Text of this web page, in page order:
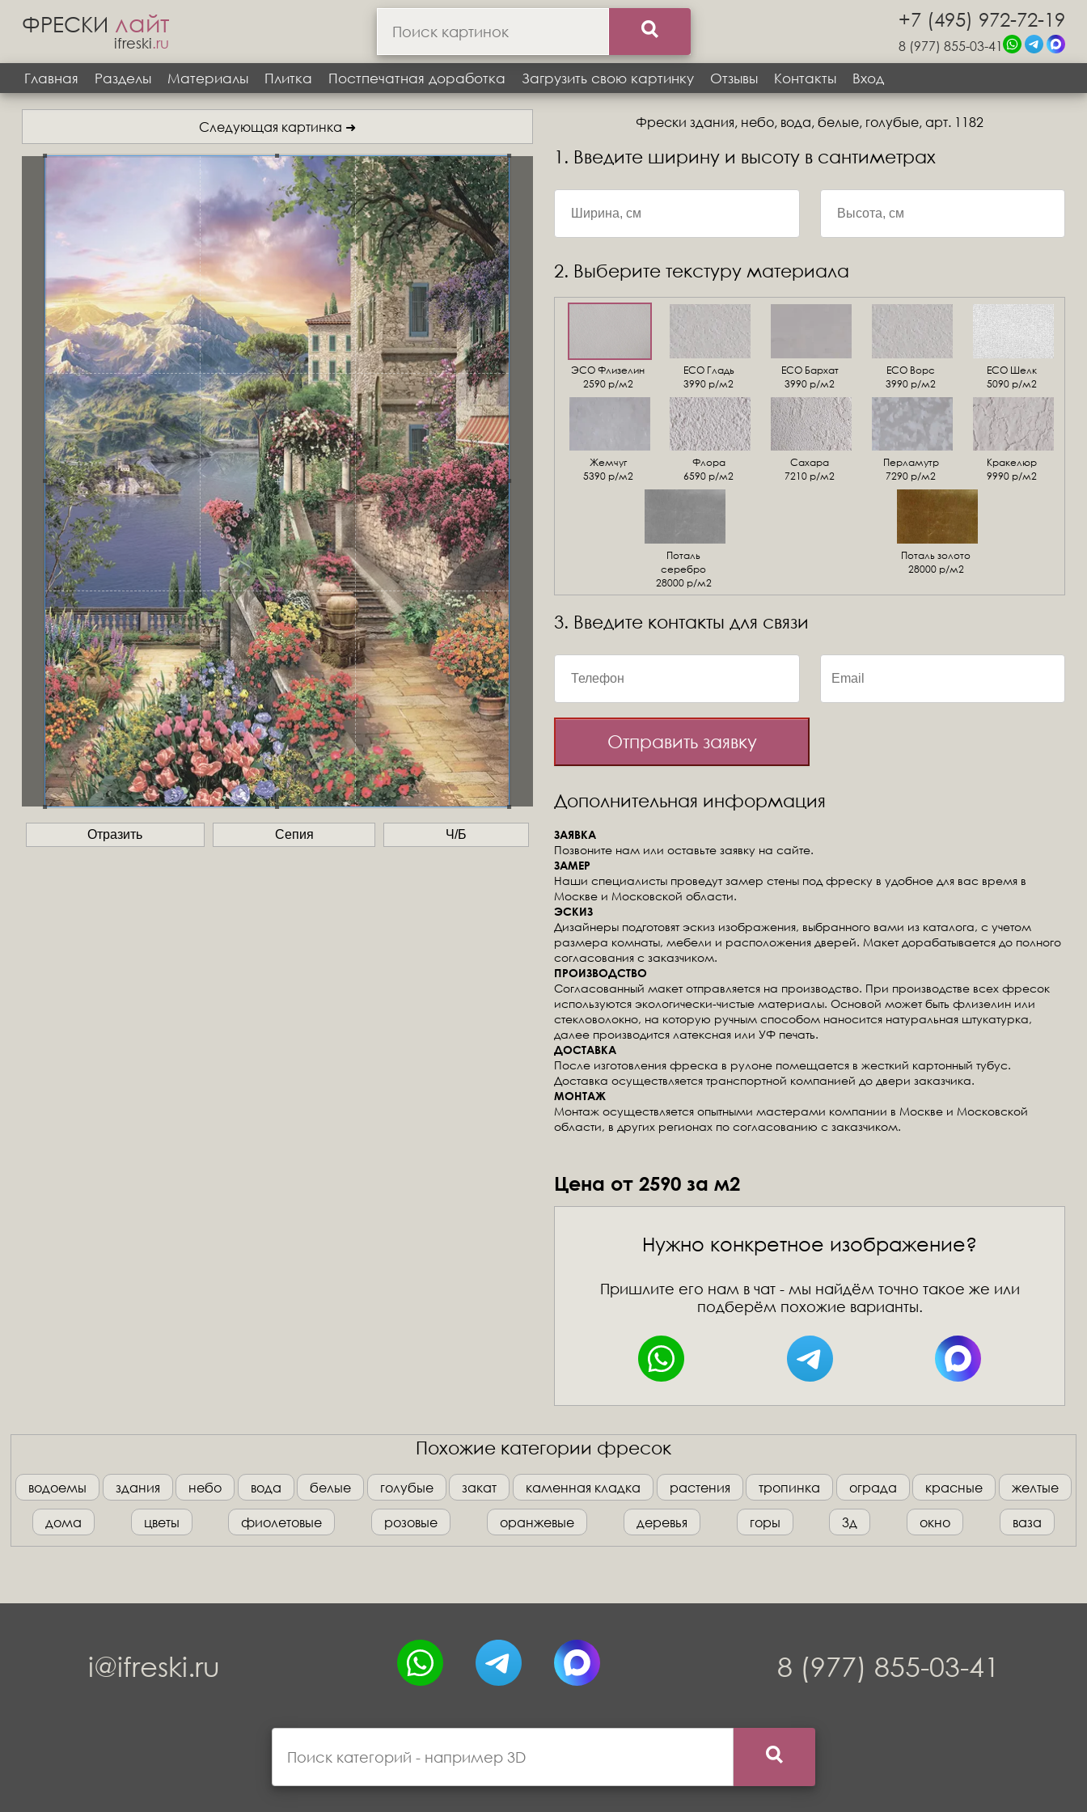
ФРЕСКИ лайт
ifreski.ru
+7 (495) 972-72-19
8 (977) 855-03-41
Главная
Разделы Материалы Плитка Постпечатная доработка Загрузить свою картинку Отзывы Контакты Вход
Следующая картинка ➜
Отразить Сепия Ч/Б
Фрески здания, небо, вода, белые, голубые, арт. 1182
1. Введите ширину и высоту в сантиметрах
2. Выберите текстуру материала
ЭСО Флизелин
2590 р/м2
ЕСО Гладь
3990 р/м2
ECO Бархат
3990 р/м2
ЕСО Ворс
3990 р/м2
ЕСО Шелк
5090 р/м2
Жемчуг
5390 р/м2
Флора
6590 р/м2
Сахара
7210 р/м2
Перламутр
7290 р/м2
Кракелюр
9990 р/м2
Поталь
серебро
28000 р/м2
Поталь золото
28000 р/м2
3. Введите контакты для связи
Отправить заявку
Дополнительная информация
ЗАЯВКА
Позвоните нам или оставьте заявку на сайте.
ЗАМЕР
Наши специалисты проведут замер стены под фреску в удобное для вас время в
Москве и Московской области.
ЭСКИЗ
Дизайнеры подготовят эскиз изображения, выбранного вами из каталога, с учетом
размера комнаты, мебели и расположения дверей. Макет дорабатывается до полного
согласования с заказчиком.
ПРОИЗВОДСТВО
Согласованный макет отправляется на производство. При производстве всех фресок
используются экологически-чистые материалы. Основой может быть флизелин или
стекловолокно, на которую ручным способом наносится натуральная штукатурка,
далее производится латексная или УФ печать.
ДОСТАВКА
После изготовления фреска в рулоне помещается в жесткий картонный тубус.
Доставка осуществляется транспортной компанией до двери заказчика.
МОНТАЖ
Монтаж осуществляется опытными мастерами компании в Москве и Московской
области, в других регионах по согласованию с заказчиком.
Цена от 2590 за м2
Нужно конкретное изображение?
Пришлите его нам в чат - мы найдём точно такое же или
подберём похожие варианты.
Похожие категории фресок
водоемы здания небо вода белые голубые закат каменная кладка растения тропинка ограда красные желтые
дома цветы фиолетовые розовые оранжевые деревья горы 3д окно ваза
i@ifreski.ru 8 (977) 855-03-41